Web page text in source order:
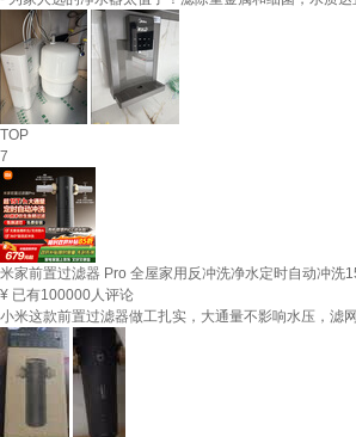
TOP
7
米家前置过滤器 Pro 全屋家用反冲洗净水定时自动冲洗
¥ 已有100000人评论
小米这款前置过滤器做工扎实，大通量不影响水压，滤